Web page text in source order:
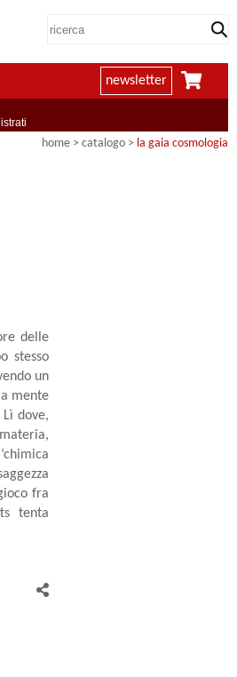
newsletter
home > catalogo > la gaia cosmologia
delle
stesso
un
mente
dove,
fra
tenta